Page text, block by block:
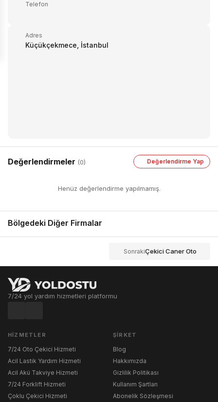
Telefon
Adres
Küçükçekmece, İstanbul
Değerlendirmeler (0) Değerlendirme Yap
Henüz değerlendirme yapılmamış.
Bölgedeki Diğer Firmalar
SonrakiÇekici Caner Oto
7/24 yol yardım hizmetleri platformu
HIZMETLER
7/24 Oto Çekici Hizmeti
Acil Lastik Yardım Hizmeti
Acil Akü Takviye Hizmeti
7/24 Forklift Hizmeti
Çoklu Çekici Hizmeti
ŞIRKET
Blog
Hakkımızda
Gizlilik Politikası
Kullanım Şartları
Abonelik Sözleşmesi